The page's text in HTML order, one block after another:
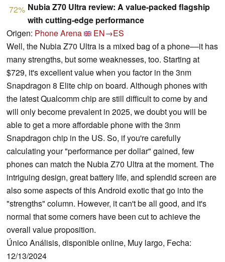
72% Nubia Z70 Ultra review: A value-packed flagship
with cutting-edge performance
Origen: Phone Arena
EN→ES
Well, the Nubia Z70 Ultra is a mixed bag of a phone––it has
many strengths, but some weaknesses, too. Starting at
$729, it's excellent value when you factor in the 3nm
Snapdragon 8 Elite chip on board. Although phones with
the latest Qualcomm chip are still difficult to come by and
will only become prevalent in 2025, we doubt you will be
able to get a more affordable phone with the 3nm
Snapdragon chip in the US. So, if you're carefully
calculating your "performance per dollar" gained, few
phones can match the Nubia Z70 Ultra at the moment. The
intriguing design, great battery life, and splendid screen are
also some aspects of this Android exotic that go into the
"strengths" column. However, it can't be all good, and it's
normal that some corners have been cut to achieve the
overall value proposition.
Único Análisis, disponible online, Muy largo, Fecha:
12/13/2024